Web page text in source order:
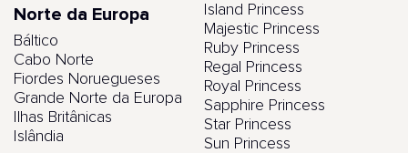
Norte da Europa
Báltico
Cabo Norte
Fiordes Noruegueses
Grande Norte da Europa
Ilhas Britânicas
Islândia
Island Princess
Majestic Princess
Ruby Princess
Regal Princess
Royal Princess
Sapphire Princess
Star Princess
Sun Princess